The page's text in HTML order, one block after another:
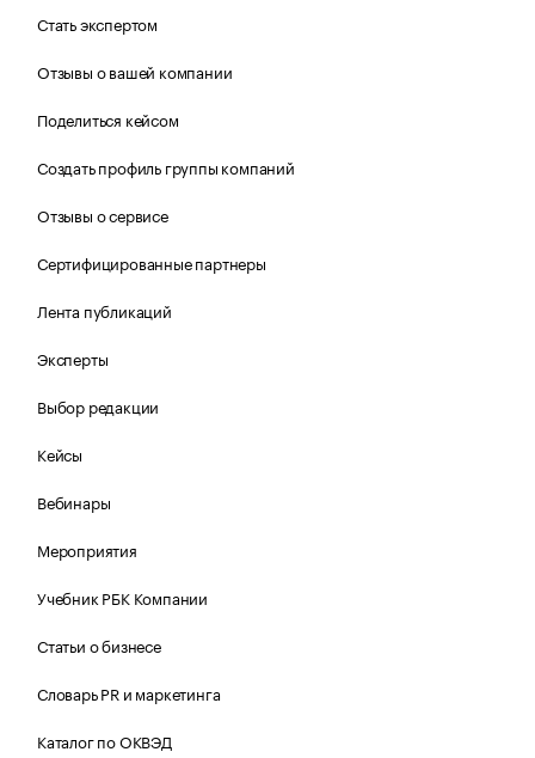
Стать экспертом
Отзывы о вашей компании
Поделиться кейсом
Создать профиль группы компаний
Отзывы о сервисе
Сертифицированные партнеры
Лента публикаций
Эксперты
Выбор редакции
Кейсы
Вебинары
Мероприятия
Учебник РБК Компании
Статьи о бизнесе
Словарь PR и маркетинга
Каталог по ОКВЭД